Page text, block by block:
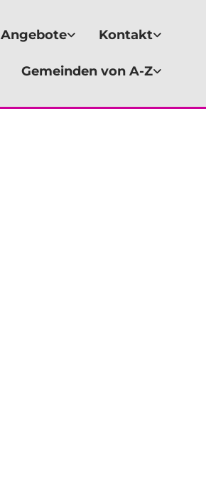
Angebote Kontakt
Gemeinden von A-Z